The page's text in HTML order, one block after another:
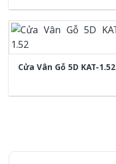
Cửa Vân Gỗ 5D KAT-1.52